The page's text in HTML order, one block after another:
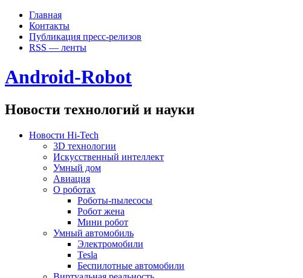
Главная
Контакты
Публикация пресс-релизов
RSS — ленты
Android-Robot
Новости технологий и науки
Новости Hi-Tech
3D технологии
Искусственный интеллект
Умный дом
Авиация
О роботах
Роботы-пылесосы
Робот жена
Мини робот
Умный автомобиль
Электромобили
Tesla
Беспилотные автомобили